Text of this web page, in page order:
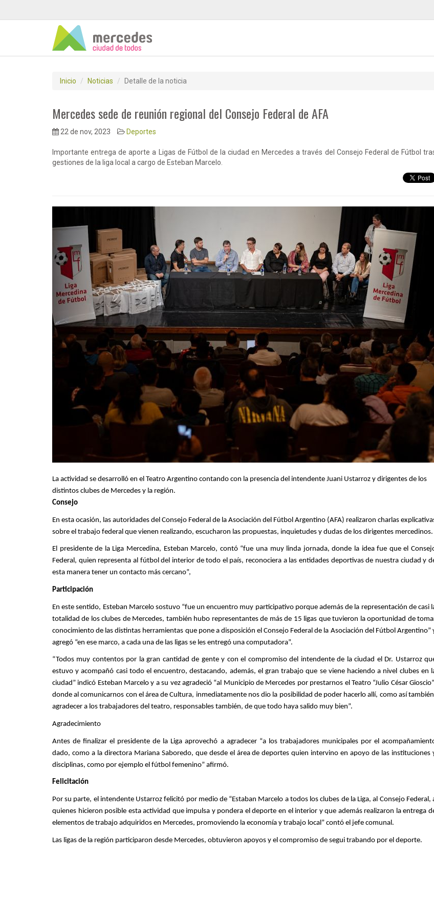
Inicio Noticias Detalle de la noticia
Mercedes sede de reunión regional del Consejo Federal de AFA
22 de nov, 2023 Deportes
Importante entrega de aporte a Ligas de Fútbol de la ciudad en Mercedes a través del Consejo Federal de Fútbol
gestiones de la liga local a cargo de Esteban Marcelo.
La actividad se desarrolló en el Teatro Argentino contando con la presencia del intendente Juani Ustarroz y dirigentes de los
distintos clubes de Mercedes y la región.
Consejo
En esta ocasión, las autoridades del Consejo Federal de la Asociación del Fútbol Argentino (AFA) realizaron charlas
sobre el trabajo federal que vienen realizando, escucharon las propuestas, inquietudes y dudas de los dirigentes mercedinos.
El presidente de la Liga Mercedina, Esteban Marcelo, contó “fue una muy linda jornada, donde la idea fue que el
Federal, quien representa al fútbol del interior de todo el país, reconociera a las entidades deportivas de nuestra ciudad y
esta manera tener un contacto más cercano”,
Participación
En este sentido, Esteban Marcelo sostuvo “fue un encuentro muy participativo porque además de la representación de casi
totalidad de los clubes de Mercedes, también hubo representantes de más de 15 ligas que tuvieron la oportunidad de
conocimiento de las distintas herramientas que pone a disposición el Consejo Federal de la Asociación del Fútbol Argentino”
agregó “en ese marco, a cada una de las ligas se les entregó una computadora”.
“Todos muy contentos por la gran cantidad de gente y con el compromiso del intendente de la ciudad el Dr. Ustarroz
estuvo y acompañó casi todo el encuentro, destacando, además, el gran trabajo que se viene haciendo a nivel clubes en
ciudad” indicó Esteban Marcelo y a su vez agradeció “al Municipio de Mercedes por prestarnos el Teatro “Julio César
donde al comunicarnos con el área de Cultura, inmediatamente nos dio la posibilidad de poder hacerlo allí, como así
agradecer a los trabajadores del teatro, responsables también, de que todo haya salido muy bien”.
Agradecimiento
Antes de finalizar el presidente de la Liga aprovechó a agradecer “a los trabajadores municipales por el
dado, como a la directora Mariana Saboredo, que desde el área de deportes quien intervino en apoyo de las instituciones
disciplinas, como por ejemplo el fútbol femenino” afirmó.
Felicitación
Por su parte, el intendente Ustarroz felicitó por medio de “Estaban Marcelo a todos los clubes de la Liga, al Consejo Federal,
quienes hicieron posible esta actividad que impulsa y pondera el deporte en el interior y que además realizaron la entrega
elementos de trabajo adquiridos en Mercedes, promoviendo la economía y trabajo local” contó el jefe comunal.
Las ligas de la región participaron desde Mercedes, obtuvieron apoyos y el compromiso de segui trabando por el deporte.